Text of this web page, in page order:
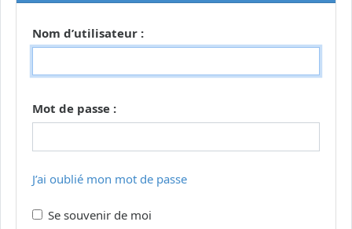
Nom d’utilisateur :
Mot de passe :
J’ai oublié mon mot de passe
Se souvenir de moi